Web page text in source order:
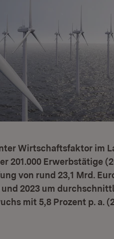
Wirtschaftsfaktor im
Erwerbstätige
von rund 23,1 Mrd.
2023 um
mit 5,8 Prozent p. a.